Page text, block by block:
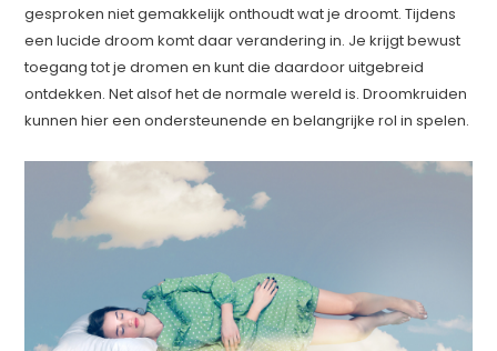
gesproken niet gemakkelijk onthoudt wat je droomt. Tijdens
een lucide droom komt daar verandering in. Je krijgt bewust
toegang tot je dromen en kunt die daardoor uitgebreid
ontdekken. Net alsof het de normale wereld is. Droomkruiden
kunnen hier een ondersteunende en belangrijke rol in spelen.